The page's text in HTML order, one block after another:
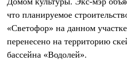
что планируемое
«Светофор» на данном
перенесено на территорию
бассейна «Водолей».